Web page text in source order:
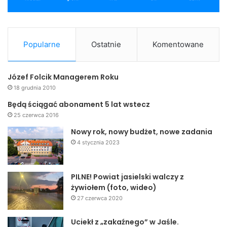
Teatr Scena Prezentacje – Warszawa
Scenografia: Marcin Stajewski
Kostiumy: Zofia de Ines
MartynaWystępują: IGNACY GOGOLEWSKI, Maria Ciunelis,
Matylda Damięcka, Henryk Łapiński, Bartosz Miłosz
Martyna, Marek Włodarczyk
Premiera odbyła się w listopadzie 2009
Spektakl trwa 1 godzinę 50 minut
Bilet: 40 zł
17 listopada 2010 /środa/, godz. 18.00
GĄSKA Nikołaj Kolada
Teatr Capitol z Warszawy
Reżyseria: Grzegorz Chrapkiewicz
Scenografia Dorota Banasik
Występują: KATARZYNA FIGURA, Anna Gornostaj, Maria
Popularne Ostatnie Komentowane
Józef Folcik Managerem Roku
18 grudnia 2010
Będą ściągać abonament 5 lat wstecz
25 czerwca 2016
Nowy rok, nowy budżet, nowe zadania
4 stycznia 2023
PILNE! Powiat jasielski walczy z
żywiołem (foto, wideo)
27 czerwca 2020
Uciekł z „zakaźnego” w Jaśle.